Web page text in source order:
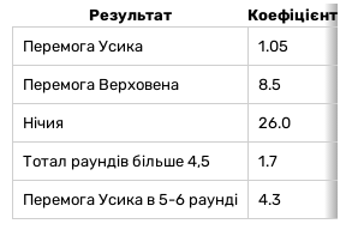
Результат
Коефіцієнт
Перемога Усика
1.05
Перемога Верховена 8.5
Нічия 26.0
Тотал раундів більше 4,5 1.7
Перемога Усика в 5-6 раунді 4.3